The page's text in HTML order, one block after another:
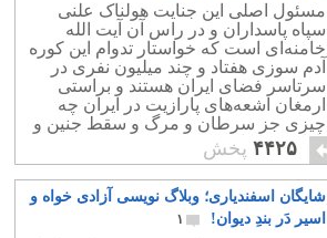
مسئول اصلی این جنایت هولناک علنی
سپاه پاسداران و در راس آن آیت الله
خامنه‌ای است که خواستار تدوام این کوره
آدم سوزی هفتاد و چند میلیون نفری در
سرتاسر فضای ایران هستند و براستی
ارمغان اشعه‌های پارازیت در ایران چه
چیزی جز سرطان و مرگ و سقط جنین و
نازایی بوده است؟
۴۴۲۵ پخش
شایگان اسفندیاری؛ وبلاگ نویسی آزادی خواه و
اسیر دَر بندِ دیوان!
۱